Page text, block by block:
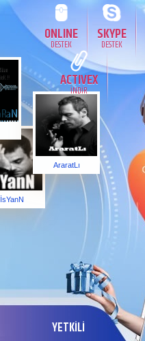
ONLINE
DESTEK
SKYPE
DESTEK
ACTIVEX
İNDİR
YETKİLİ
AraratLı
İsYanN